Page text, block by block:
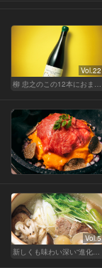
Vol.22
柳 忠之のこの12本におまかせ
Vol.5
新しくも味わい深い“進化鍋”が恋に効く